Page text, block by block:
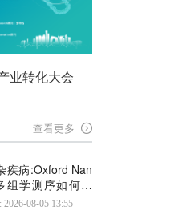
业转化大会
查看更多
疾病:Oxford Nan
组学测序如何揭
制
08-05 13:55